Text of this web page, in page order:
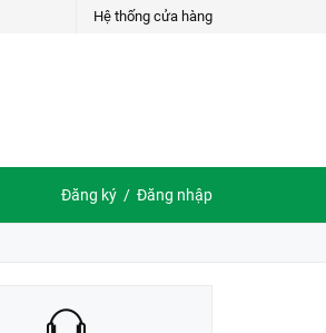
Hệ thống cửa hàng
Đăng ký / Đăng nhập
LIÊN HỆ ĐẶT HÀNG